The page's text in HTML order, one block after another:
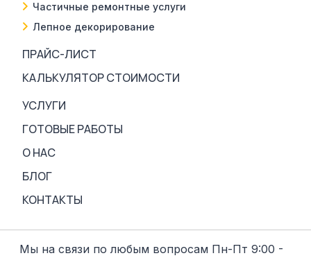
Частичные ремонтные услуги
Лепное декорирование
ПРАЙС-ЛИСТ
КАЛЬКУЛЯТОР СТОИМОСТИ
УСЛУГИ
ГОТОВЫЕ РАБОТЫ
О НАС
БЛОГ
КОНТАКТЫ
Мы на связи по любым вопросам Пн-Пт 9:00 -